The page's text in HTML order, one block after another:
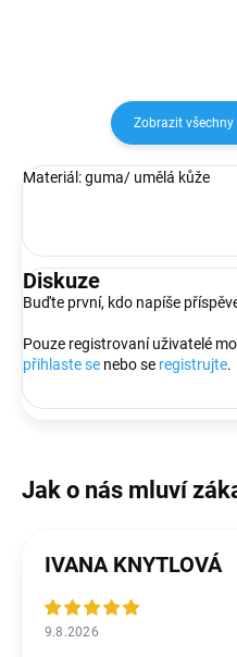
Zobrazit
Materiál: guma/ umělá kůže
Diskuze
Buďte první, kdo napíše
Pouze registrovaní uživatelé
přihlaste se nebo se registrujte.
IVANA KNYTLOVÁ
9.8.2026